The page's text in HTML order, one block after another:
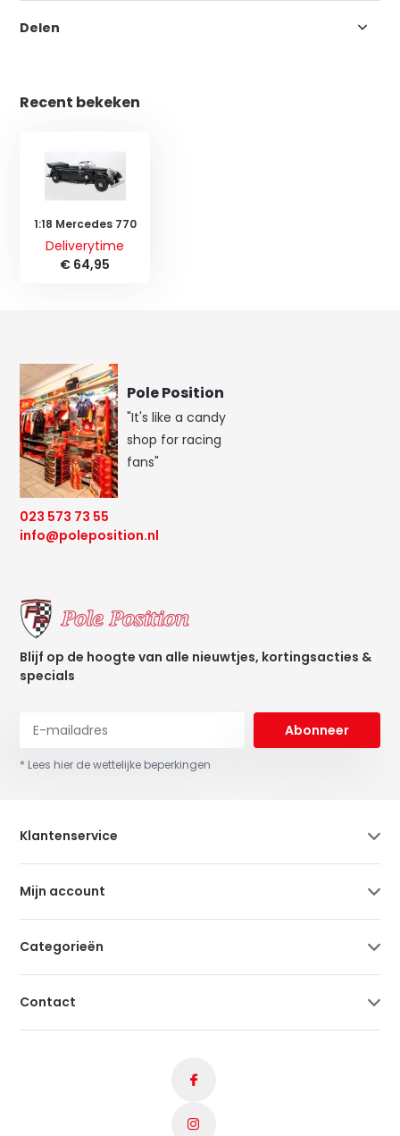
Delen
Recent bekeken
1:18 Mercedes 770
Deliverytime
€ 64,95
Pole Position
"It's like a candy
shop for racing
fans"
023 573 73 55
info@poleposition.nl
Blijf op de hoogte van alle nieuwtjes, kortingsacties &
specials
Abonneer
* Lees hier de wettelijke beperkingen
Klantenservice
Mijn account
Categorieën
Contact